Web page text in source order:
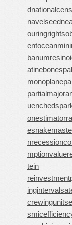
d
navelseed
ouringrights
ent
atinebones
monoplane
onestimator
n
mptionvalue
tein
inginterval
crewingunit